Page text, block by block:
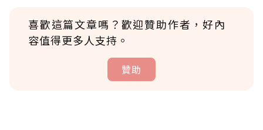
喜歡這篇文章嗎？歡迎贊助作者，好內
容值得更多人支持。
贊助